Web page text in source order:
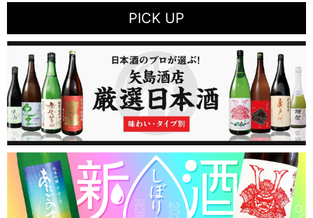
PICK UP